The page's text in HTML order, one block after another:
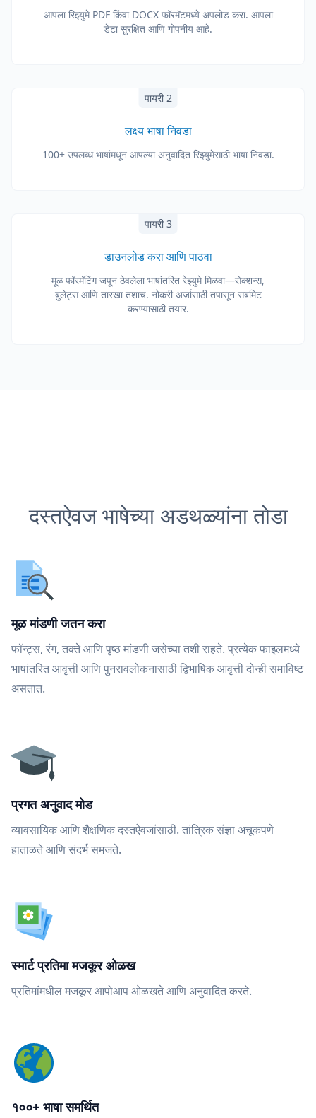
आपला रिझ्युमे PDF किंवा DOCX फॉरमॅटमध्ये अपलोड करा. आपला
डेटा सुरक्षित आणि गोपनीय आहे.
पायरी 2
लक्ष्य भाषा निवडा
100+ उपलब्ध भाषांमधून आपल्या अनुवादित रिझ्युमेसाठी भाषा निवडा.
पायरी 3
डाउनलोड करा आणि पाठवा
मूळ फॉरमॅटिंग जपून ठेवलेला भाषांतरित रेझ्युमे मिळवा—सेक्शन्स,
बुलेट्स आणि तारखा तशाच. नोकरी अर्जासाठी तपासून सबमिट
करण्यासाठी तयार.
दस्तऐवज भाषेच्या अडथळ्यांना तोडा
मूळ मांडणी जतन करा
फॉन्ट्स, रंग, तक्ते आणि पृष्ठ मांडणी जसेच्या तशी राहते. प्रत्येक फाइलमध्ये
भाषांतरित आवृत्ती आणि पुनरावलोकनासाठी द्विभाषिक आवृत्ती दोन्ही समाविष्ट
असतात.
प्रगत अनुवाद मोड
व्यावसायिक आणि शैक्षणिक दस्तऐवजांसाठी. तांत्रिक संज्ञा अचूकपणे
हाताळते आणि संदर्भ समजते.
स्मार्ट प्रतिमा मजकूर ओळख
प्रतिमांमधील मजकूर आपोआप ओळखते आणि अनुवादित करते.
१००+ भाषा समर्थित